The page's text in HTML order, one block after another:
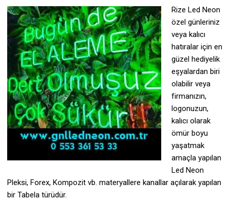
Rize Led Neon
özel günleriniz
veya kalıcı
hatıralar için en
güzel hediyelik
eşyalardan biri
olabilir veya
firmanızın,
logonuzun,
kalıcı olarak
ömür boyu
yaşatmak
amaçla yapılan
Led Neon
Pleksi, Forex, Kompozit vb. materyallere kanallar açılarak yapılan
bir Tabela türüdür.